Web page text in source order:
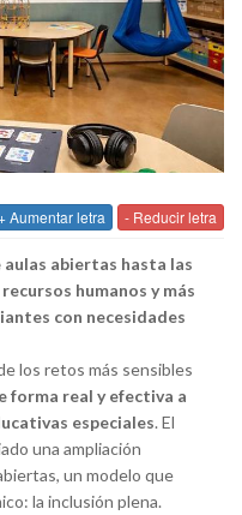
Aumentar letra - Reducir letra
abiertas hasta las
humanos y más
con necesidades
los retos más sensibles
forma real y efectiva a
especiales. El
una ampliación
un modelo que
la inclusión plena.